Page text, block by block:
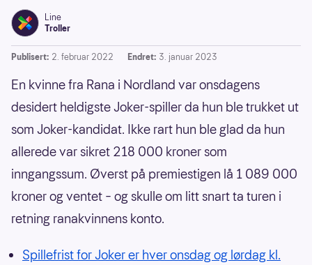
Line
Troller
Publisert: 2. februar 2022 Endret: 3. januar 2023
En kvinne fra Rana i Nordland var onsdagens
desidert heldigste Joker-spiller da hun ble trukket ut
som Joker-kandidat. Ikke rart hun ble glad da hun
allerede var sikret 218 000 kroner som
inngangssum. Øverst på premiestigen lå 1 089 000
kroner og ventet – og skulle om litt snart ta turen i
retning ranakvinnens konto.
Spillefrist for Joker er hver onsdag og lørdag kl.